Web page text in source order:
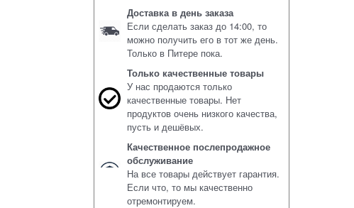
Доставка в день заказа
Если сделать заказ до 14:00, то
можно получить его в тот же день.
Только в Питере пока.
Только качественные товары
У нас продаются только
качественные товары. Нет
продуктов очень низкого качества,
пусть и дешёвых.
Качественное послепродажное
обслуживание
На все товары действует гарантия.
Если что, то мы качественно
отремонтируем.